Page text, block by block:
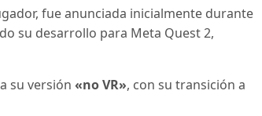
fue anunciada inicialmente durante
su desarrollo para Meta Quest 2,
su versión«no VR», con su transición a